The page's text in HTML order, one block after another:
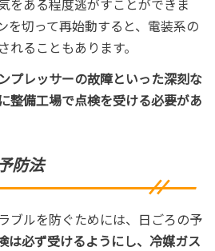
を切って再始動すると、電装系の
ることもあります。
プレッサーの故障といった深刻な
整備工場で点検を受ける必要があ
防法
ブルを防ぐためには、日ごろの予
は必ず受けるようにし、冷媒ガス